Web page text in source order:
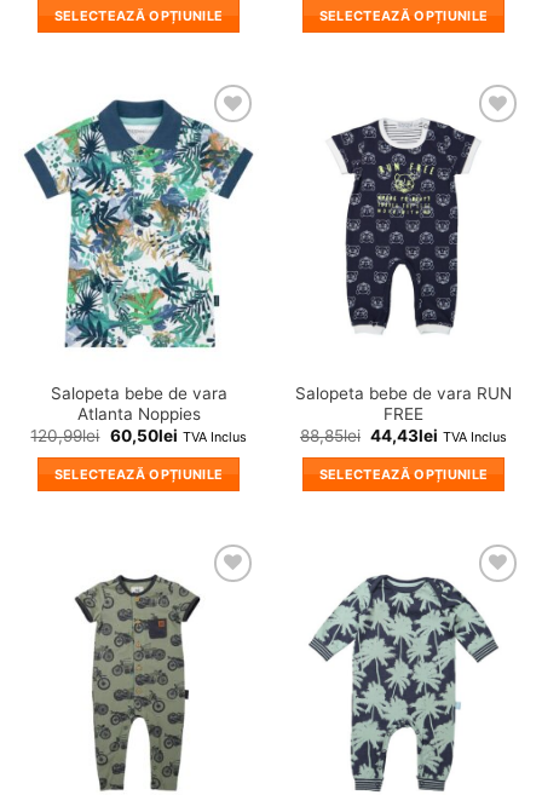
SELECTEAZĂ OPȚIUNILE
mai
multe
variații.
Opțiunile
pot
fi
alese
în
pagina
produsului.
SELECTEAZĂ OPȚIUNILE
mai
multe
variații.
Opțiunile
pot
fi
alese
în
pagina
❤
Adauga
in
wishlist!
Salopeta bebe de vara
Atlanta Noppies
120,99lei 60,50lei TVA Inclus
SELECTEAZĂ OPȚIUNILE
mai
multe
variații.
Opțiunile
pot
fi
alese
în
pagina
❤
Adauga
Salopeta bebe de vara RUN
FREE
88,85lei 44,43lei TVA Inclus
SELECTEAZĂ OPȚIUNILE
mai
multe
variații.
Opțiunile
pot
fi
alese
pagina
Adauga
Adauga
in
wishlist!